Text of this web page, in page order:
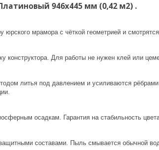
946x445 мм (0,42 м2) .
юрского мрамора с чёткой геометрией и
конструктора. Для работы не нужен клей или
литья под давлением и усиливаются
осадкам. Гарантия на стабильность
составами. Пыль смывается обычной